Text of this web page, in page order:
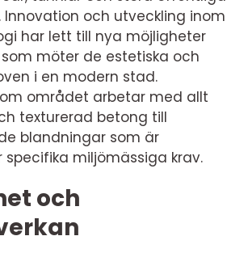
och utveckling inom
har lett till nya möjligheter
möter de estetiska och
i en modern stad.
området arbetar med allt
texturerad betong till
blandningar som är
miljömässiga krav.
och